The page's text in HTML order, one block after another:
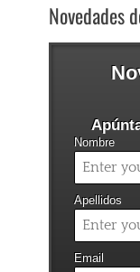
Novedades
Nombre
Apellidos
Email